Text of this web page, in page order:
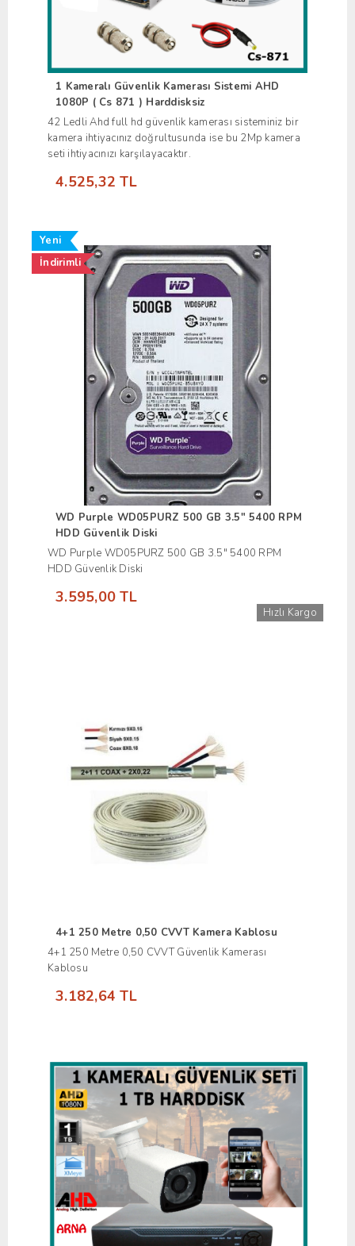
1 Kameralı Güvenlik Kamerası Sistemi AHD
1080P ( Cs 871 ) Harddisksiz
42 Ledli Ahd full hd güvenlik kamerası sisteminiz bir
kamera ihtiyacınız doğrultusunda ise bu 2Mp kamera
seti ihtiyacınızı karşılayacaktır.
4.525,32 TL
WD Purple WD05PURZ 500 GB 3.5" 5400 RPM
HDD Güvenlik Diski
WD Purple WD05PURZ 500 GB 3.5" 5400 RPM
HDD Güvenlik Diski
3.595,00 TL
Yeni
İndirimli
Hızlı Kargo
4+1 250 Metre 0,50 CVVT Kamera Kablosu
4+1 250 Metre 0,50 CVVT Güvenlik Kamerası
Kablosu
3.182,64 TL